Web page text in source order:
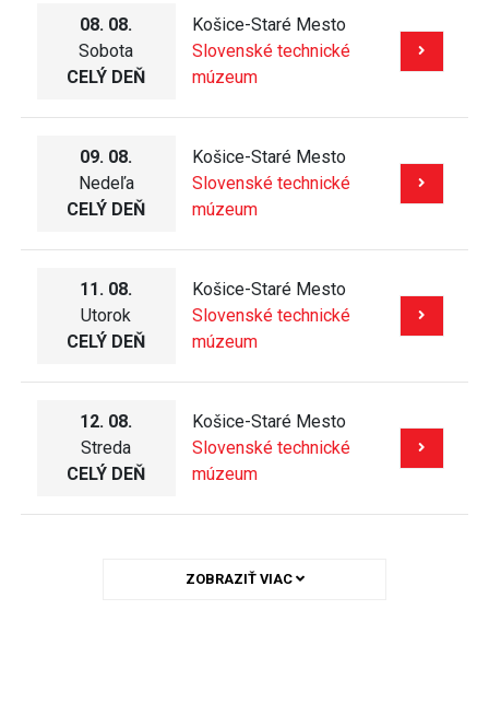
08. 08.
Sobota
CELÝ DEŇ
Košice-Staré Mesto
Slovenské technické
múzeum
09. 08.
Nedeľa
CELÝ DEŇ
Košice-Staré Mesto
Slovenské technické
múzeum
11. 08.
Utorok
CELÝ DEŇ
Košice-Staré Mesto
Slovenské technické
múzeum
12. 08.
Streda
CELÝ DEŇ
Košice-Staré Mesto
Slovenské technické
múzeum
ZOBRAZIŤ VIAC